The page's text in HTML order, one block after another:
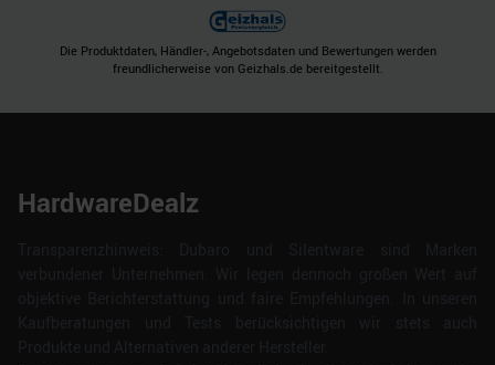
Die Produktdaten, Händler-, Angebotsdaten und Bewertungen werden
freundlicherweise von Geizhals.de bereitgestellt.
HardwareDealz